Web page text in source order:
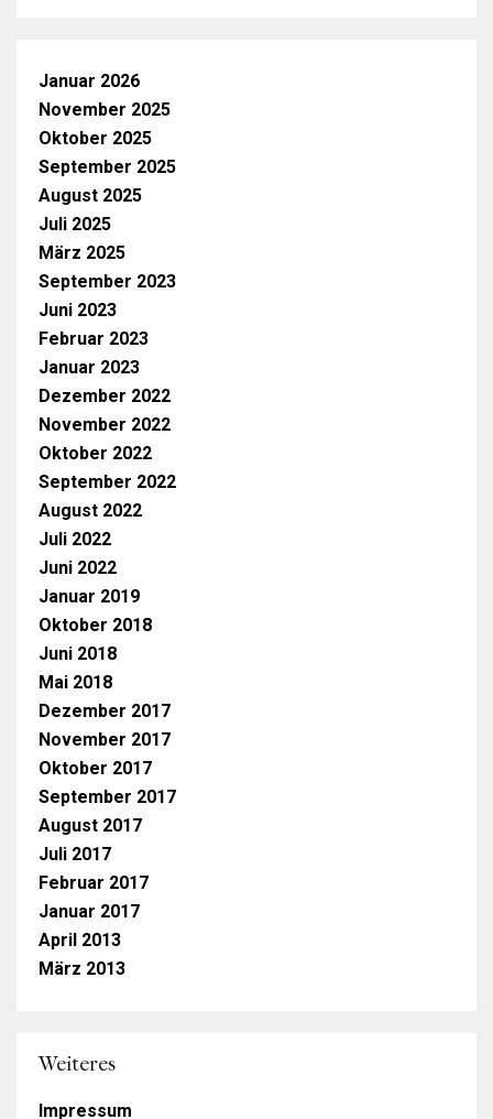
Januar 2026
November 2025
Oktober 2025
September 2025
August 2025
Juli 2025
März 2025
September 2023
Juni 2023
Februar 2023
Januar 2023
Dezember 2022
November 2022
Oktober 2022
September 2022
August 2022
Juli 2022
Juni 2022
Januar 2019
Oktober 2018
Juni 2018
Mai 2018
Dezember 2017
November 2017
Oktober 2017
September 2017
August 2017
Juli 2017
Februar 2017
Januar 2017
April 2013
März 2013
Weiteres
Impressum